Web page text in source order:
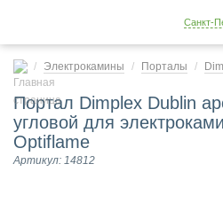
Санкт-
Электрокамины Порталы
Портал Dimplex Dublin
угловой для
Optiflame
Артикул: 14812